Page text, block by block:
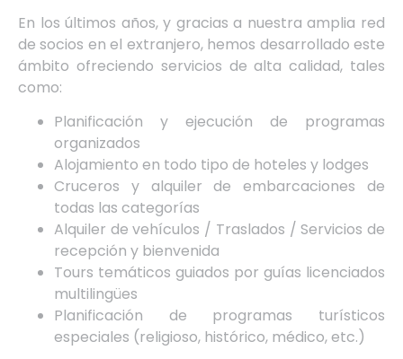
En los últimos años, y gracias a nuestra amplia red
de socios en el extranjero, hemos desarrollado este
ámbito ofreciendo servicios de alta calidad, tales
como:
Planificación y ejecución de programas
organizados
Alojamiento en todo tipo de hoteles y lodges
Cruceros y alquiler de embarcaciones de
todas las categorías
Alquiler de vehículos / Traslados / Servicios de
recepción y bienvenida
Tours temáticos guiados por guías licenciados
multilingües
Planificación de programas turísticos
especiales (religioso, histórico, médico, etc.)